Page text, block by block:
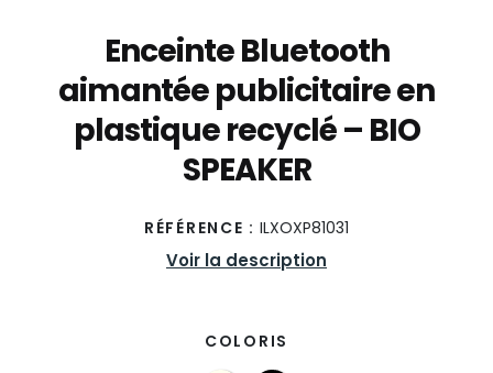
Enceinte Bluetooth
aimantée publicitaire en
plastique recyclé – BIO
SPEAKER
RÉFÉRENCE : ILXOXP81031
Voir la description
COLORIS